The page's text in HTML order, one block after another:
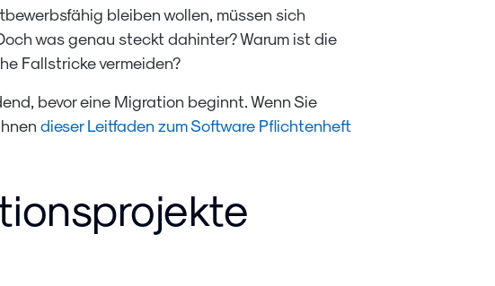
bleiben wollen, müssen sich
was genau steckt dahinter? Warum ist die
Fallstricke vermeiden?
bevor eine Migration beginnt. Wenn Sie
dieser Leitfaden zum Software Pflichtenheft